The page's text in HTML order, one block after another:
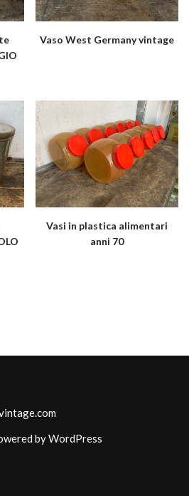
Vaso West Germany vintage
Vasi in plastica alimentari
anni 70
byWordPress